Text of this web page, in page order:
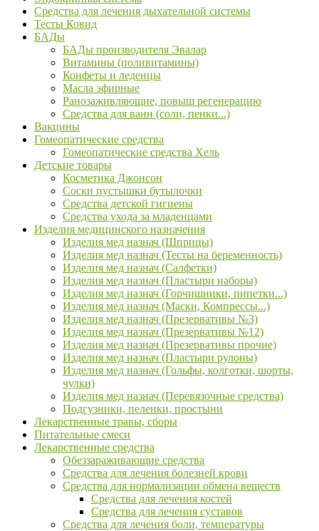
Средства для лечения дыхательной системы
Тесты Ковид
БАДы
БАДы производителя Эвалар
Витамины (поливитамины)
Конфеты и леденцы
Масла эфирные
Ранозаживляющие, повыш регенерацию
Средства для ванн (соли, пенки...)
Вакцины
Гомеопатические средства
Гомеопатические средства Хель
Детские товары
Косметика Джонсон
Соски пустышки бутылочки
Средства детской гигиены
Средства ухода за младенцами
Изделия медицинского назначения
Изделия мед назнач (Шприцы)
Изделия мед назнач (Тесты на беременность)
Изделия мед назнач (Салфетки)
Изделия мед назнач (Пластыри наборы)
Изделия мед назнач (Горчишники, пипетки...)
Изделия мед назнач (Маски, Компрессы...)
Изделия мед назнач (Презервативы №3)
Изделия мед назнач (Презервативы №12)
Изделия мед назнач (Презервативы прочие)
Изделия мед назнач (Пластыри рулоны)
Изделия мед назнач (Гольфы, колготки, шорты,
чулки)
Изделия мед назнач (Перевязочные средства)
Подгузники, пеленки, простыни
Лекарственные травы, сборы
Питательные смеси
Лекарственные средства
Обеззараживающие средства
Средства для лечения болезней крови
Средства для нормализации обмена веществ
Средства для лечения костей
Средства для лечения суставов
Средства для лечения боли, температуры